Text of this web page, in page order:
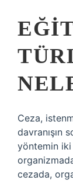
Ceza,
davranışın
yöntemin iki
cezada,